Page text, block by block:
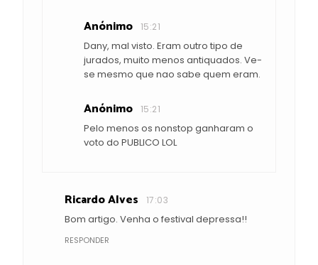
Anónimo 15:21
Dany, mal visto. Eram outro tipo de
jurados, muito menos antiquados. Ve-
se mesmo que nao sabe quem eram.
Anónimo 15:21
Pelo menos os nonstop ganharam o
voto do PUBLICO LOL
Ricardo Alves 17:03
Bom artigo. Venha o festival depressa!!
RESPONDER